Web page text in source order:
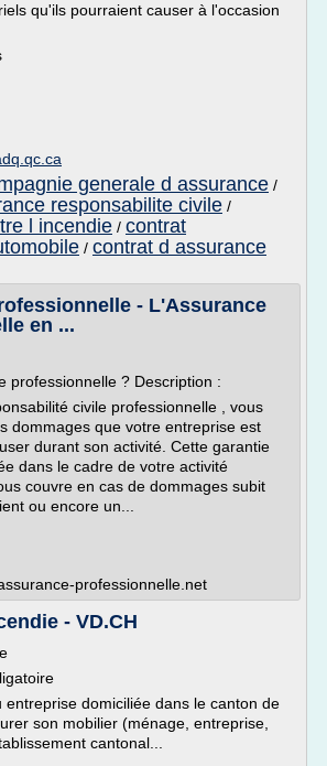
qu'ils pourraient causer à l'occasion
generale d assurance /
responsabilite civile /
l incendie / contrat
/ contrat d assurance
- L'Assurance
en ...
professionnelle ? Description :
civile professionnelle , vous
dommages que votre entreprise est
durant son activité. Cette garantie
dans le cadre de votre activité
couvre en cas de dommages subit
ou encore un...
professionnelle.net
- VD.CH
entreprise domiciliée dans le canton de
son mobilier (ménage, entreprise,
cantonal...